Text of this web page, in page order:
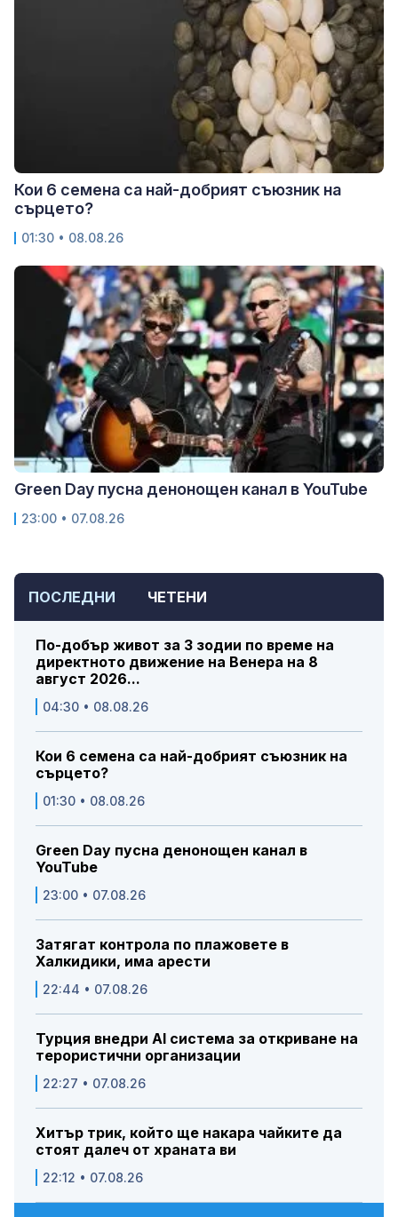
ПОСЛЕДНИ ЧЕТЕНИ
По-добър живот за 3 зодии по време на
директното движение на Венера на 8
август 2026...
04:30 • 08.08.26
Кои 6 семена са най-добрият съюзник на
сърцето?
01:30 • 08.08.26
Green Day пусна денонощен канал в
YouTube
23:00 • 07.08.26
Затягат контрола по плажовете в
Халкидики, има арести
22:44 • 07.08.26
Турция внедри AI система за откриване на
терористични организации
22:27 • 07.08.26
Хитър трик, който ще накара чайките да
стоят далеч от храната ви
22:12 • 07.08.26
Кои 6 семена са най-добрият съюзник на
сърцето?
01:30 • 08.08.26
Green Day пусна денонощен канал в YouTube
23:00 • 07.08.26